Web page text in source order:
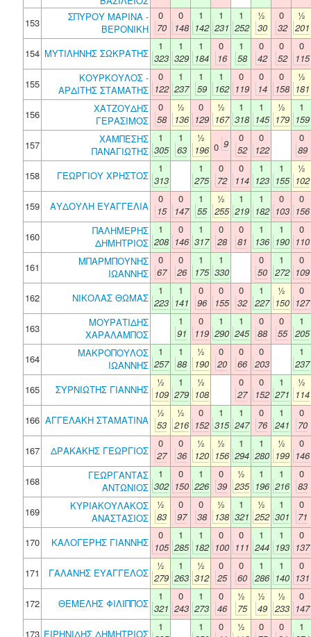
153
ΣΠΥΡΟΥ ΜΑΡΙΝΑ -
ΒΕΡΟΝΙΚΗ
0
70
0
148
1
142
1
231
1
252
½
30
0
32
½
201
154 ΜΥΤΙΛΗΝΗΣ ΣΩΚΡΑΤΗΣ
1
323
1
329
1
184
0
16
1
58
0
42
0
52
0
115
155
ΚΟΥΡΚΟΥΛΟΣ -
ΑΡΔΙΤΗΣ ΣΤΑΜΑΤΗΣ
0
122
1
237
1
59
1
162
0
119
0
14
0
158
½
181
156
ΧΑΤΖΟΥΔΗΣ
ΓΕΡΑΣΙΜΟΣ
0
58
½
136
0
129
½
167
1
318
1
145
½
179
1
159
157
ΧΑΜΠΕΣΗΣ
ΠΑΝΑΓΙΩΤΗΣ
1
305
1
63
½
196 0 9
0
52
0
122
0
89
158
ΓΕΩΡΓΙΟΥ ΧΡΗΣΤΟΣ
1
313
1
275
0
72
0
114
1
123
1
155
½
102
159
ΑΥΔΟΥΛΗ ΕΥΑΓΓΕΛΙΑ
0
15
0
147
1
55
½
255
1
219
1
182
0
103
0
156
160
ΠΑΛΗΜΕΡΗΣ
ΔΗΜΗΤΡΙΟΣ
1
208
0
146
1
317
0
28
0
81
1
136
1
190
0
110
161
ΜΠΑΡΜΠΟΥΝΗΣ
ΙΩΑΝΝΗΣ
0
67
0
26
1
175
1
330
0
50
1
272
0
109
162
ΝΙΚΟΛΑΣ ΘΩΜΑΣ
1
223
1
141
0
96
0
155
0
32
1
227
½
150
0
127
163
ΜΟΥΡΑΤΙΔΗΣ
ΧΑΡΑΛΑΜΠΟΣ
1
91
0
119
1
290
1
245
0
88
0
55
1
205
164
ΜΑΚΡΟΠΟΥΛΟΣ
ΙΩΑΝΝΗΣ
1
257
1
88
½
190
0
20
0
66
0
203
1
237
165
ΣΥΡΝΙΩΤΗΣ ΓΙΑΝΝΗΣ
½
109
1
279
½
108
0
27
0
152
1
271
½
114
166 ΑΓΓΕΛΑΚΗ ΣΤΑΜΑΤΙΝΑ
½
53
½
216
0
152
1
315
1
247
0
76
1
241
0
70
167
ΔΡΑΚΑΚΗΣ ΓΕΩΡΓΙΟΣ
0
27
0
36
½
120
½
156
1
294
1
280
½
199
0
146
168
ΓΕΩΡΓΑΝΤΑΣ
ΑΝΤΩΝΙΟΣ
1
302
0
150
1
226
0
39
½
235
1
196
1
216
0
83
169
ΚΥΡΙΑΚΟΥΛΑΚΟΣ
ΑΝΑΣΤΑΣΙΟΣ
½
83
0
97
0
38
½
138
1
321
½
252
1
301
0
71
170
ΚΑΛΟΓΕΡΗΣ ΓΙΑΝΝΗΣ
0
105
1
285
1
182
0
100
0
111
1
244
1
193
0
137
171
ΓΑΛΑΝΗΣ ΕΥΑΓΓΕΛΟΣ
½
279
1
263
½
312
0
25
0
60
1
286
1
140
0
131
172
ΘΕΜΕΛΗΣ ΦΙΛΙΠΠΟΣ
1
321
0
243
1
273
0
46
½
75
½
49
½
233
0
147
173 ΕΙΡΗΝΙΔΗΣ ΔΗΜΗΤΡΙΟΣ
1
1
0
½
0
0
1